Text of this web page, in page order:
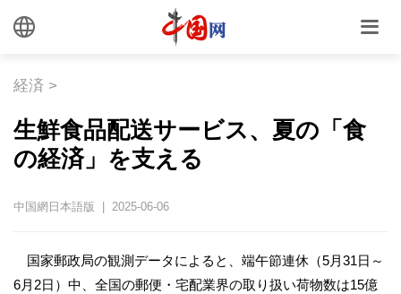
経済 >
生鮮食品配送サービス、夏の「食
の経済」を支える
中国網日本語版 | 2025-06-06
国家郵政局の観測データによると、端午節連休（5月31日～
6月2日）中、全国の郵便・宅配業界の取り扱い荷物数は15億